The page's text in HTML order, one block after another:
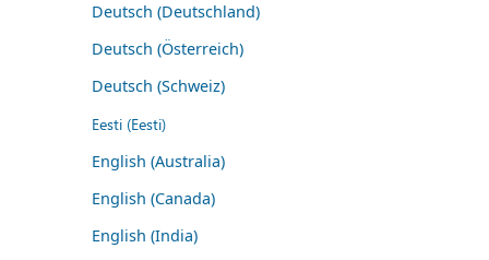
Deutsch (Deutschland)
Deutsch (Österreich)
Deutsch (Schweiz)
Eesti (Eesti)
English (Australia)
English (Canada)
English (India)